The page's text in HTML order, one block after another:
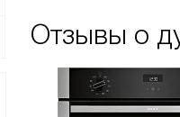
Отзывы о